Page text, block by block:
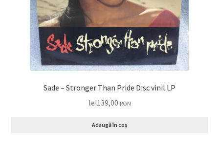
Sade – Stronger Than Pride Disc vinil LP
lei139,00 RON
Adaugă în coș